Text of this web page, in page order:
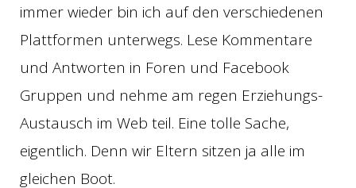
immer wieder bin ich auf den verschiedenen
Plattformen unterwegs. Lese Kommentare
und Antworten in Foren und Facebook
Gruppen und nehme am regen Erziehungs-
Austausch im Web teil. Eine tolle Sache,
eigentlich. Denn wir Eltern sitzen ja alle im
gleichen Boot.